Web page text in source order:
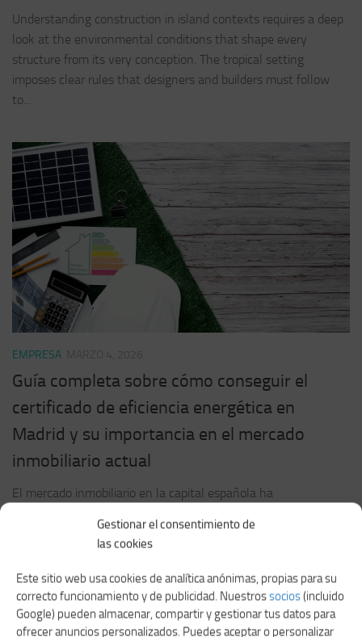
Gestionar el consentimiento de
las cookies
Este sitio web usa cookies de analítica anónimas, propias para su
correcto funcionamiento y de publicidad. Nuestrossocios(incluido
Google) pueden almacenar, compartir y gestionar tus datos para
ofrecer anuncios personalizados. Puedes aceptar o personalizar
Understanding construction in island contexts requires a deep
look at the environmental conditions that shape every
structure from its very conception. The tropical setting
imposes clear rules that designers and builders must follow
to...
EMPRESA
Guía completa sobre cómo conseguir el
certificado de eficiencia energética en
Madrid y su importancia en el mercado
inmobiliario actual
El mercado inmobiliario en la capital española ha
años, impulsada no solo por las fluctuaciones económicas
habituales sino también por una creciente conciencia
ambiental y regulatoria. La...